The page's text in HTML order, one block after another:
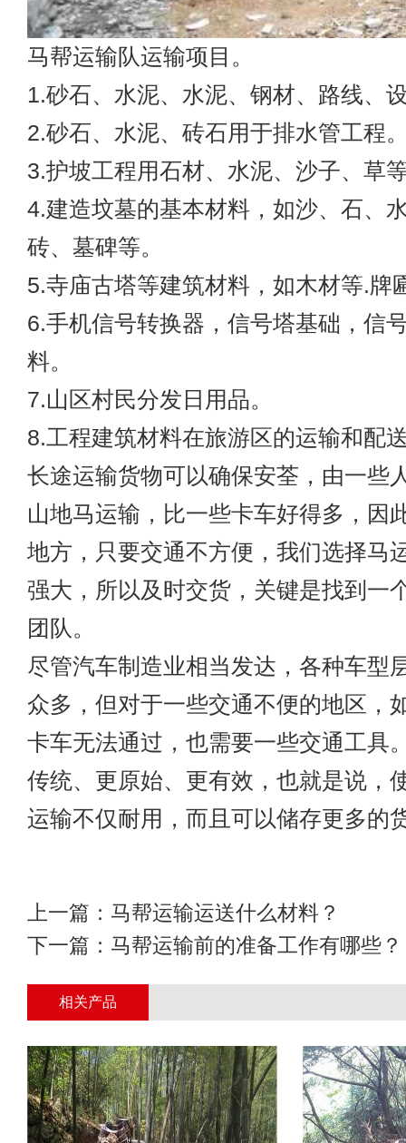
马帮运输 队运输项目。
1.砂石、水泥、水泥、钢材、路线、
2.砂石、水泥、砖石用于排水管工程
3.护坡工程用石材、水泥、沙子、草
4.建造坟墓的基本材料，如沙、石、
砖、墓碑等。
5.寺庙古塔等建筑材料，如木材等.牌
6.手机信号转换器，信号塔基础，信
料。
7.山区村民分发日用品。
8.工程建筑材料在旅游区的运输和配
长途运输货物可以确保安荃，由一些
山地马运输，比一些卡车好得多，因
地方，只要交通不方便，我们选择马
强大，所以及时交货，关键是找到一
团队。
尽管汽车制造业相当发达，各种车型
众多，但对于一些交通不便的地区，
卡车无法通过，也需要一些交通工具
传统、更原始、更有效，也就是说，
运输不仅耐用，而且可以储存更多的
上一篇： 马帮运输运送什么材料？
下一篇： 马帮运输前的准备工作有哪些？
相关产品